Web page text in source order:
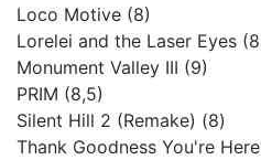
Loco Motive (8)
Lorelei and the Laser Eyes
Monument Valley III (9)
PRIM (8,5)
Silent Hill 2 (Remake) (8)
Thank Goodness You're